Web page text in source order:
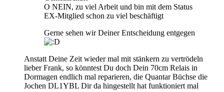
O NEIN, zu viel Arbeit und bin mit dem Status
EX-Mitglied schon zu viel beschäftigt
Gerne sehen wir Deiner Entscheidung entgegen
Anstatt Deine Zeit wieder mal mit stänkern zu vertrödeln
lieber Frank, so könntest Du doch Dein 70cm Relais in
Dormagen endlich mal reparieren, die Quantar Büchse die
Jochen DL1YBL Dir da hingestellt hat funktioniert mal